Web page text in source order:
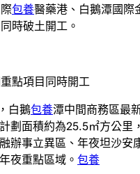
包養醫藥港、白鵝潭國際
時破土開工。
點項目同時開工
白鵝包養潭中間商務區最
計劃面積約為25.5㎡方公里
辦事立異區、年夜坦沙安
夜重點區域。 包養